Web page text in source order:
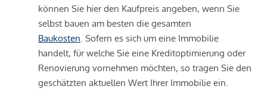
können Sie hier den Kaufpreis angeben, wenn Sie
selbst bauen am besten die gesamten
Baukosten . Sofern es sich um eine Immobilie
handelt, für welche Sie eine Kreditoptimierung oder
Renovierung vornehmen möchten, so tragen Sie den
geschätzten aktuellen Wert Ihrer Immobilie ein.